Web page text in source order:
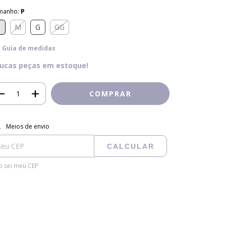
P
M G GG
Guia de medidas
peças em estoque!
para o CEP:
Meios de envio
CALCULAR
sei meu CEP